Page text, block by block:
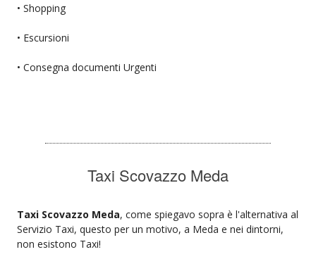
• Shopping
• Escursioni
• Consegna documenti Urgenti
Taxi Scovazzo Meda
Taxi Scovazzo Meda, come spiegavo sopra è l'alternativa al
Servizio Taxi, questo per un motivo, a Meda e nei dintorni,
non esistono Taxi!